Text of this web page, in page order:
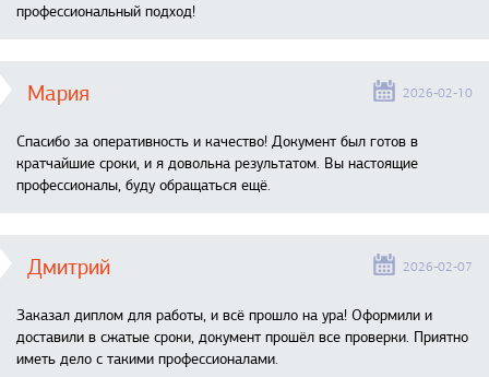
профессиональный подход!
Мария 2026-02-10
Спасибо за оперативность и качество! Документ был готов в
кратчайшие сроки, и я довольна результатом. Вы настоящие
профессионалы, буду обращаться ещё.
Дмитрий 2026-02-07
Заказал диплом для работы, и всё прошло на ура! Оформили и
доставили в сжатые сроки, документ прошёл все проверки. Приятно
иметь дело с такими профессионалами.